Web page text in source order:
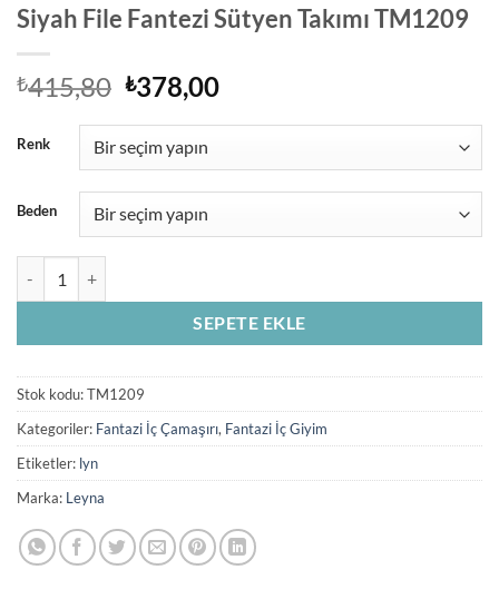
Siyah File Fantezi Sütyen Takımı TM1209
₺415,80 Orijinal
fiyat:
₺415,80.
₺378,00Şu
₺378,00.
Renk
Beden
SEPETE EKLE
Stok kodu:TM1209
Kategoriler: Fantazi İç Çamaşırı, Fantazi İç Giyim
Etiketler: lyn
Marka: Leyna